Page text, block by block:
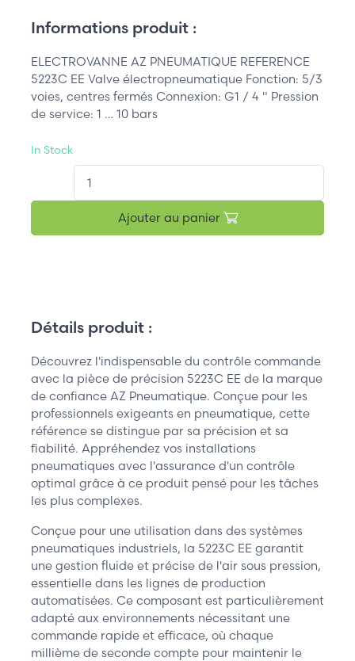
Informations produit :
ELECTROVANNE AZ PNEUMATIQUE REFERENCE
5223C EE Valve électropneumatique Fonction: 5/3
voies, centres fermés Connexion: G1 / 4 " Pression
de service: 1 … 10 bars
In Stock
Ajouter au panier
Détails produit :
Découvrez l'indispensable du contrôle commande
avec la pièce de précision 5223C EE de la marque
de confiance AZ Pneumatique. Conçue pour les
professionnels exigeants en pneumatique, cette
référence se distingue par sa précision et sa
fiabilité. Appréhendez vos installations
pneumatiques avec l'assurance d'un contrôle
optimal grâce à ce produit pensé pour les tâches
les plus complexes.
Conçue pour une utilisation dans des systèmes
pneumatiques industriels, la 5223C EE garantit
une gestion fluide et précise de l'air sous pression,
essentielle dans les lignes de production
automatisées. Ce composant est particulièrement
adapté aux environnements nécessitant une
commande rapide et efficace, où chaque
millième de seconde compte pour maintenir le